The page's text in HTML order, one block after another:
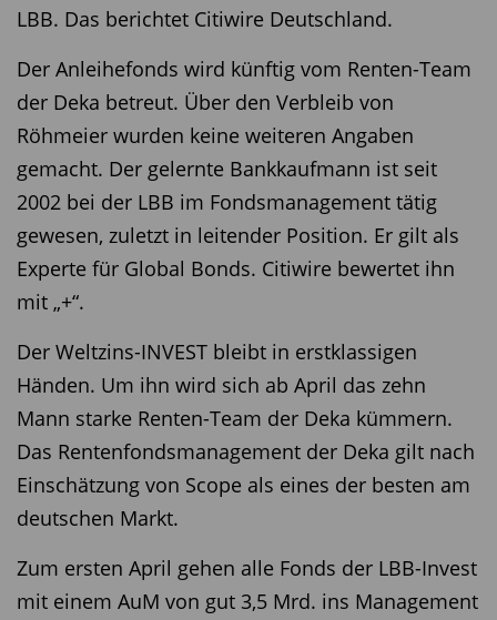
LBB. Das berichtet Citiwire Deutschland.
Der Anleihefonds wird künftig vom Renten-Team
der Deka betreut. Über den Verbleib von
Röhmeier wurden keine weiteren Angaben
gemacht. Der gelernte Bankkaufmann ist seit
2002 bei der LBB im Fondsmanagement tätig
gewesen, zuletzt in leitender Position. Er gilt als
Experte für Global Bonds. Citiwire bewertet ihn
mit „+“.
Der Weltzins-INVEST bleibt in erstklassigen
Händen. Um ihn wird sich ab April das zehn
Mann starke Renten-Team der Deka kümmern.
Das Rentenfondsmanagement der Deka gilt nach
Einschätzung von Scope als eines der besten am
deutschen Markt.
Zum ersten April gehen alle Fonds der LBB-Invest
mit einem AuM von gut 3,5 Mrd. ins Management